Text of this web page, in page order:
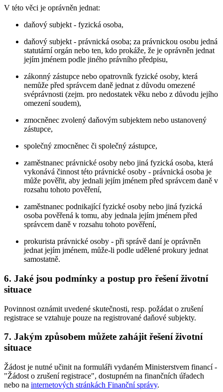
V této věci je oprávněn jednat:
daňový subjekt - fyzická osoba,
daňový subjekt - právnická osoba; za právnickou osobu jedná
statutární orgán nebo ten, kdo prokáže, že je oprávněn jednat
jejím jménem podle jiného právního předpisu,
zákonný zástupce nebo opatrovník fyzické osoby, která
nemůže před správcem daně jednat z důvodu omezené
svéprávnosti (zejm. pro nedostatek věku nebo z důvodu jejího
omezení soudem),
zmocněnec zvolený daňovým subjektem nebo ustanovený
zástupce,
společný zmocněnec či společný zástupce,
zaměstnanec právnické osoby nebo jiná fyzická osoba, která
vykonává činnost této právnické osoby - právnická osoba je
může pověřit, aby jednali jejím jménem před správcem daně v
rozsahu tohoto pověření,
zaměstnanec podnikající fyzické osoby nebo jiná fyzická
osoba pověřená k tomu, aby jednala jejím jménem před
správcem daně v rozsahu tohoto pověření,
prokurista právnické osoby - při správě daní je oprávněn
jednat jejím jménem, může-li podle udělené prokury jednat
samostatně.
6. Jaké jsou podmínky a postup pro řešení životní
situace
Povinnost oznámit uvedené skutečnosti, resp. požádat o zrušení
registrace se vztahuje pouze na registrované daňové subjekty.
7. Jakým způsobem můžete zahájit řešení životní
situace
Žádost je nutné učinit na formuláři vydaném Ministerstvem financí -
"Žádost o zrušení registrace", dostupném na finančních úřadech
nebo na internetových stránkách Finanční správy.